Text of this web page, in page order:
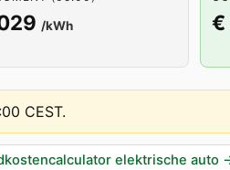
/kWh €
CEST.
elektrische auto